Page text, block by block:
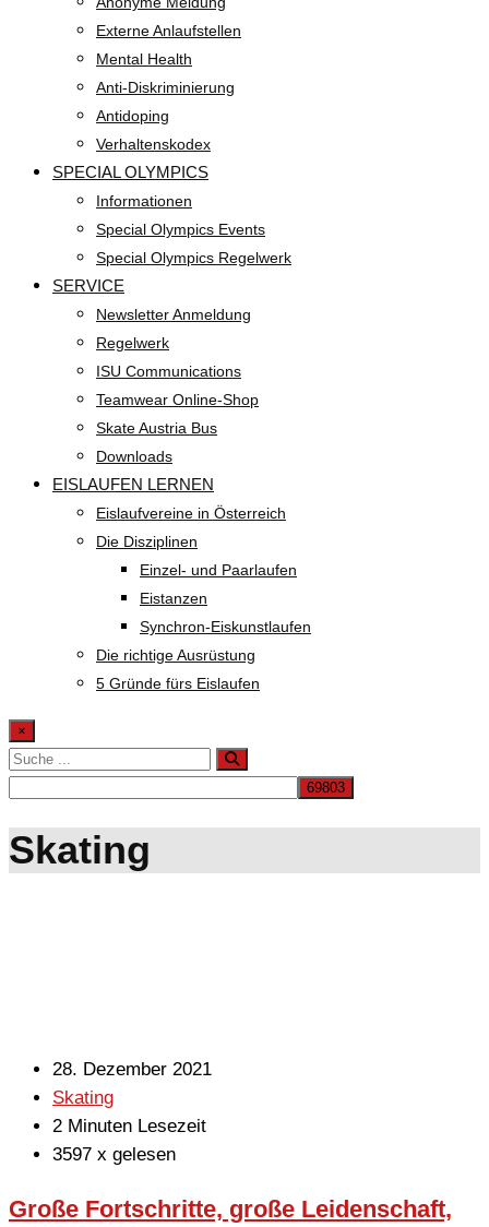
Externe Anlaufstellen
Mental Health
Anti-Diskriminierung
Antidoping
Verhaltenskodex
SPECIAL OLYMPICS
Informationen
Special Olympics Events
Special Olympics Regelwerk
SERVICE
Newsletter Anmeldung
Regelwerk
ISU Communications
Teamwear Online-Shop
Skate Austria Bus
Downloads
EISLAUFEN LERNEN
Eislaufvereine in Österreich
Die Disziplinen
Einzel- und Paarlaufen
Eistanzen
Synchron-Eiskunstlaufen
Die richtige Ausrüstung
5 Gründe fürs Eislaufen
×
Skating
28. Dezember 2021
Skating
2 Minuten Lesezeit
3597 x gelesen
Große Fortschritte, große Leidenschaft,